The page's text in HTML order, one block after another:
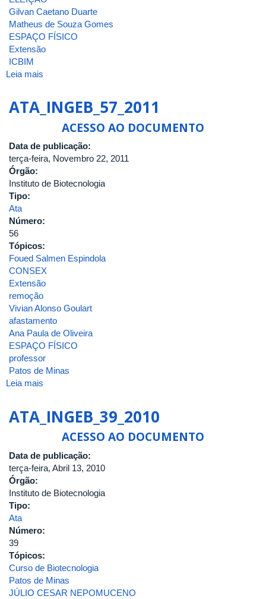
Gilvan Caetano Duarte
Matheus de Souza Gomes
ESPAÇO FÍSICO
Extensão
ICBIM
Leia mais
9ª
REUNIÃO
DE
2025
CONSELHO
DE
DA
UNIVERSIDADE
FEDERAL
DE
ATA_INGEB_57_2011
ACESSO AO DOCUMENTO
Data de publicação:
terça-feira, Novembro 22, 2011
Órgão:
Instituto de Biotecnologia
Tipo:
Ata
Número:
56
Tópicos:
Foued Salmen Espindola
CONSEX
Extensão
remoção
Vivian Alonso Goulart
afastamento
Ana Paula de Oliveira
ESPAÇO FÍSICO
professor
Patos de Minas
Leia mais
ATA_INGEB_39_2010
ACESSO AO DOCUMENTO
Data de publicação:
terça-feira, Abril 13, 2010
Órgão:
Instituto de Biotecnologia
Tipo:
Ata
Número:
39
Tópicos:
Curso de Biotecnologia
Patos de Minas
JÚLIO CESAR NEPOMUCENO